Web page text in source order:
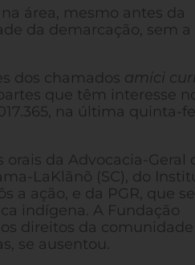
área, mesmo antes da
da demarcação, sem a
dos chamados amici
que têm interesse
na última quinta-
da Advocacia-Geral
LaKlãnõ (SC), do
a ação, e da PGR, que se
indígena. A Fundação
direitos da comunidade
se ausentou.